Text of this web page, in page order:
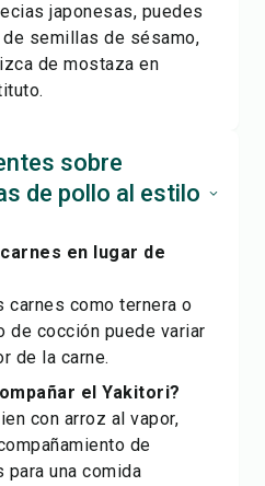
japonesas, puedes
de semillas de sésamo,
de mostaza en
sobre
de pollo al estilo
en lugar de
carnes como ternera o
de cocción puede variar
de la carne.
el Yakitori?
con arroz al vapor,
de
una comida